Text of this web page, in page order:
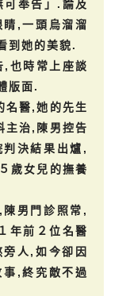
可奉告」.論及
,一頭烏溜溜
到她的美貌.
,也時常上座談
版面.
名醫,她的先生
主治,陳男控告
決結果出爐,
歲女兒的撫養
男門診照常,
年前２位名醫
人,如今卻因
,終究敵不過